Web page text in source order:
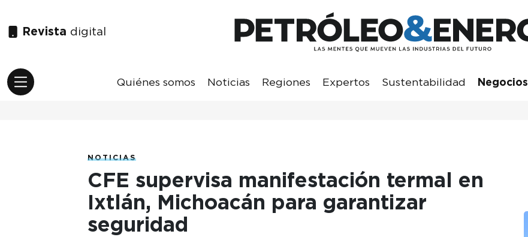
Revista digital
Quiénes somos Noticias Regiones Expertos Sustentabilidad Negocios
NOTICIAS
CFE supervisa manifestación termal en
Ixtlán, Michoacán para garantizar
seguridad